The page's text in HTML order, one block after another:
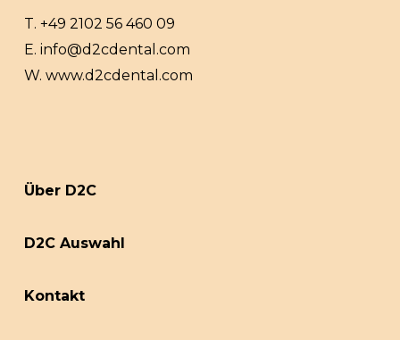
T. +49 2102 56 460 09
E. info@d2cdental.com
W. www.d2cdental.com
Über D2C
D2C Auswahl
Kontakt